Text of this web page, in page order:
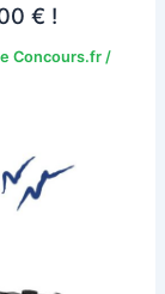
€ !
Concours.fr /